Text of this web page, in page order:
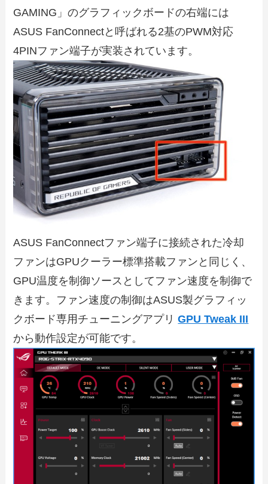
GAMING」のグラフィックボードの右端には
ASUS FanConnectと呼ばれる2基のPWM対応
4PINファン端子が実装されています。
ASUS FanConnectファン端子に接続された冷却
ファンはGPUクーラー標準搭載ファンと同じく、
GPU温度を制御ソースとしてファン速度を制御で
きます。ファン速度の制御はASUS製グラフィッ
クボード専用チューニングアプリGPU Tweak III
から動作設定が可能です。